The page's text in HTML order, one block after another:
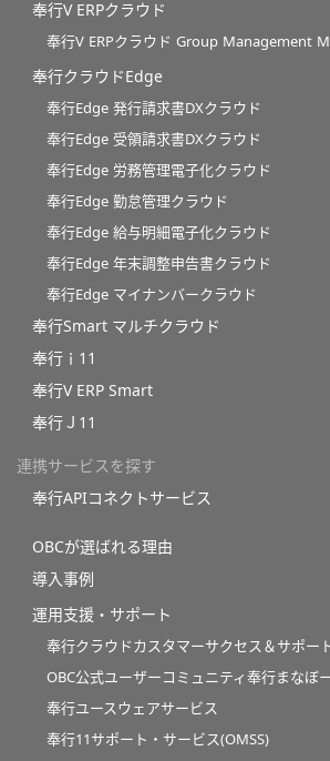
奉行V ERPクラウド
奉行V ERPクラウド Group Management
奉行クラウドEdge
奉行Edge 発行請求書DXクラウド
奉行Edge 受領請求書DXクラウド
奉行Edge 労務管理電子化クラウド
奉行Edge 勤怠管理クラウド
奉行Edge 給与明細電子化クラウド
奉行Edge 年末調整申告書クラウド
奉行Edge マイナンバークラウド
奉行Smart マルチクラウド
奉行ｉ11
奉行V ERP Smart
奉行Ｊ11
連携サービスを探す
奉行APIコネクトサービス
OBCが選ばれる理由
導入事例
運用支援・サポート
奉行クラウドカスタマーサクセス＆サポー
OBC公式ユーザーコミュニティ奉行まなぼ
奉行ユースウェアサービス
奉行11サポート・サービス(OMSS)